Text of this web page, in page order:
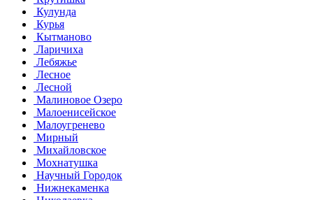
Кулунда
Курья
Кытманово
Ларичиха
Лебяжье
Лесное
Лесной
Малиновое Озеро
Малоенисейское
Малоугренево
Мирный
Михайловское
Мохнатушка
Научный Городок
Нижнекаменка